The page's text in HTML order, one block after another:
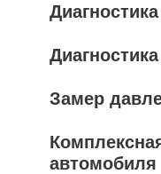
Замер
автомобиля